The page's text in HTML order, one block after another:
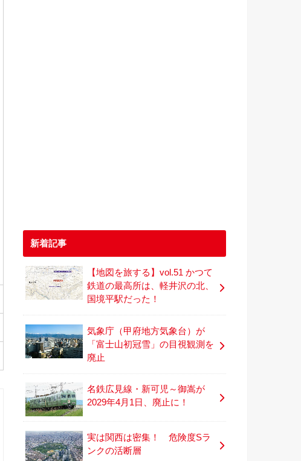
新着記事
【地図を旅する】vol.51 かつて
鉄道の最高所は、軽井沢の北、
国境平駅だった！
気象庁（甲府地方気象台）が
「富士山初冠雪」の目視観測を
廃止
名鉄広見線・新可児～御嵩が
2029年4月1日、廃止に！
実は関西は密集！ 危険度Sラ
ンクの活断層